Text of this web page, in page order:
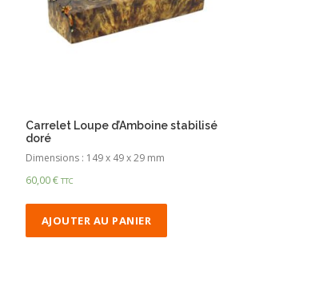
Carrelet Loupe d’Amboine stabilisé
doré
Dimensions : 149 x 49 x 29 mm
60,00€ TTC
AJOUTER AU PANIER